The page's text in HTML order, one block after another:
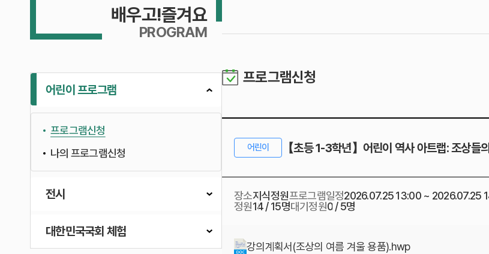
배우고!즐겨요
PROGRAM
어린이 프로그램
프로그램신청
나의 프로그램신청
전시
대한민국국회 체험
프로그램신청
어린이 【초등 1-3학년】어린이 역사 아트랩: 조상들
장소지식정원프로그램일정2026.07.25 13:00 ~ 2026.07.25
정원14 / 15명대기정원0 / 5명
강의계획서(조상의 여름 겨울 용품).hwp